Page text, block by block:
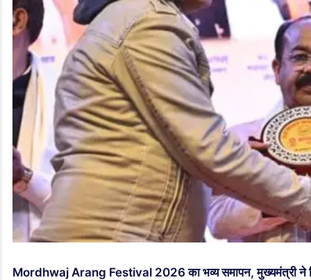
Mordhwaj Arang Festival 2026 का भव्य समापन, मुख्यमंत्री ने